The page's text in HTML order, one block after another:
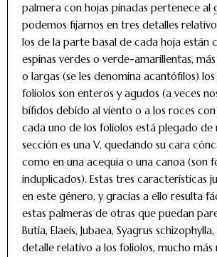
palmera con hojas pinadas pertenece al
podemos fijarnos en tres detalles
los de la parte basal de cada hoja están
espinas verdes o verde-amarillentas,
o largas (se les denomina acantófilos)
foliolos son enteros y agudos (a veces
bífidos debido al viento o a los roces
cada uno de los foliolos está plegado de
sección es una V, quedando su cara
como en una acequia o una canoa (son
induplicados). Estas tres características
en este género, y gracias a ello resulta
estas palmeras de otras que puedan
Butia, Elaeis, Jubaea, Syagrus
detalle relativo a los foliolos, mucho más